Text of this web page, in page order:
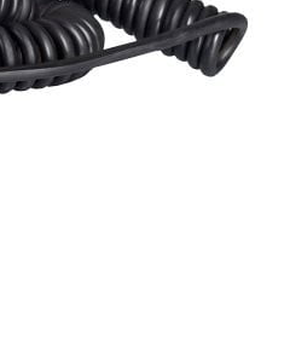
um Funktionen für soziale
Ihre Verwendung unserer Website an